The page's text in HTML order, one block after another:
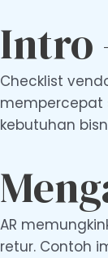
Intro
Checklist
mempercepat
kebutuhan
AR
retur. Contoh